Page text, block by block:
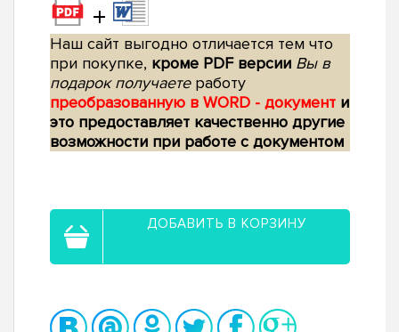
+
Наш сайт выгодно отличается тем что
при покупке, кроме PDF версии Вы в
подарок получаетеработу
преобразованную в WORD - документ и
это предоставляет качественно другие
возможности при работе с документом
ДОБАВИТЬ В КОРЗИНУ